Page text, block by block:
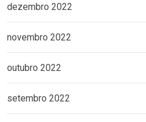
dezembro 2022
novembro 2022
outubro 2022
setembro 2022